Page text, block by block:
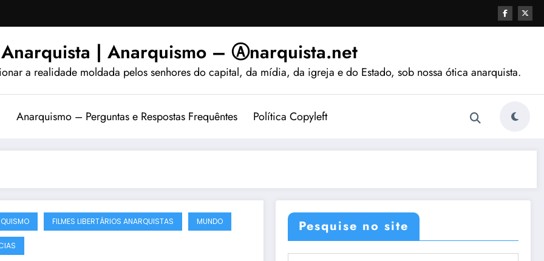
| Anarquismo – Ⓐnarquista.net
a realidade moldada pelos senhores do capital, da mídia, da igreja e do Estado, sob nossa ótica anarquista.
Anarquismo – Perguntas e Respostas Frequêntes Política Copyleft
FILMES LIBERTÁRIOS ANARQUISTAS MUNDO Pesquise no site